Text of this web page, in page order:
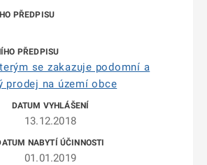
se zakazuje podomní a
prodej na území obce
13.12.2018
01.01.2019